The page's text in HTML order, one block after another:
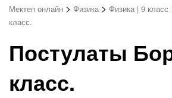
Мектеп онлайн > Физика > Физика | 9 класс
класс.
Постулаты
класс.